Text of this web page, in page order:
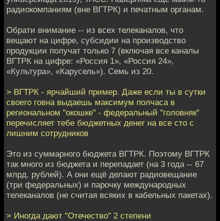
радиокомпаниям (вне ВГТРК) и печатным органам.
Обрати внимание -- из всех телеканалов, что
вещают на цифре, субсидии на производство
продукции получат только 7 (включая все каналы
ВГТРК на цифре: «Россия 1», «Россия 24»,
«Культура», «Карусель»). Семь из 20.
> ВГТРК - ярчайший пример. Даже если ты в сутки
своего говна выдаешь максимум полчаса в
региональном "окошке" - федеральный "головняк"
перечисляет тебе бюджетных денег на все сто с
лишним сотрудников
Это из суммарного бюджета ВГТРК. Поэтому ВГТРК
так много из бюджета и перепадает (на 3 года -- 67
млрд. рублей). А они ещё делают радиовещание
(три федеральных) и парочку международных
телеканалов (не считая всяких в кабельных пакетах).
> Иногда дают "Отечество" 2 степени